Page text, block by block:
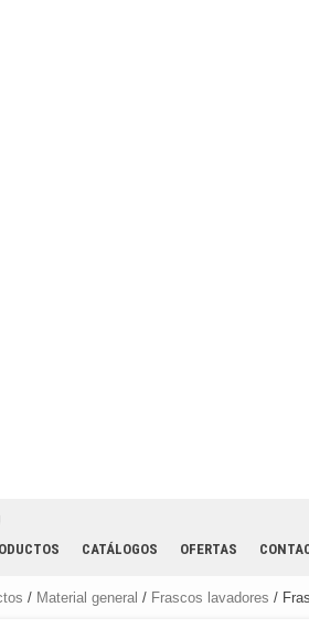
CATÁLOGOS OFERTAS
/ Material general / Frascos lavadores /